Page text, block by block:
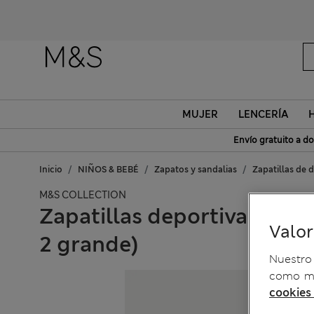
MUJER LENCERÍA
Envío gratuito a
Inicio NIÑOS & BEBÉ Zapatos y sandalias Zapatillas de
M&S COLLECTION
Zapatillas deportivas
2 grande)
como